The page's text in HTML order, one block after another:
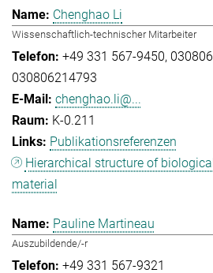
Chenghao Li
Wissenschaftlich-technischer Mitarbeiter
+49 331 567-9450
030806214793
chenghao.li@...
K-0.211
Publikationsreferenzen
Hierarchical structure of
material
Pauline Martineau
Auszubildende/-r
+49 331 567-9321